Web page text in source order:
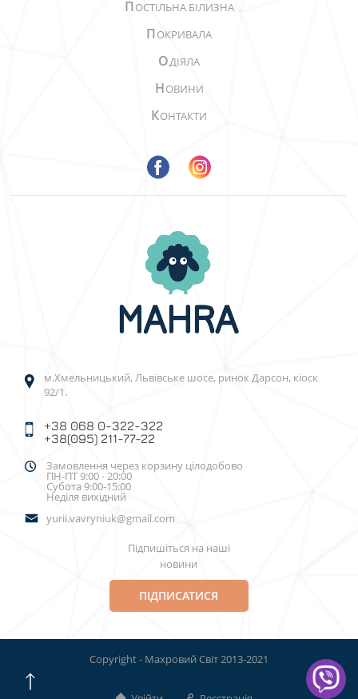
ПОСТІЛЬНА БІЛИЗНА
ПОКРИВАЛА
ОДІЯЛА
НОВИНИ
КОНТАКТИ
м.Хмельницький, Львівське шосе, ринок Дарсон, кіоск
92/1.
+38 068 0-322-322
+38(095) 211-77-22
Замовлення через корзину цілодобово
ПН-ПТ 9:00 - 20:00
Субота 9:00-15:00
Неділя вихідний
yurii.vavryniuk@gmail.com
Підпишіться на наші
новини
ПІДПИСАТИСЯ
Copyright - Махровий Світ 2013-2021